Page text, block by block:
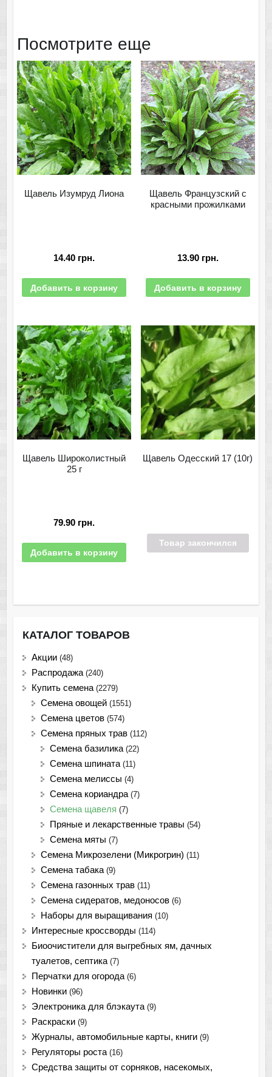
Посмотрите еще
Щавель Изумруд Лиона
14.40 грн.
Добавить в корзину
Щавель Французский с
красными прожилками
13.90 грн.
Добавить в корзину
Щавель Широколистный
25 г
79.90 грн.
Добавить в корзину
Щавель Одесский 17 (10г)
Товар закончился
КАТАЛОГ ТОВАРОВ
Акции (48)
Распродажа (240)
Купить семена (2279)
Семена овощей (1551)
Семена цветов (574)
Семена пряных трав (112)
Семена базилика (22)
Семена шпината (11)
Семена мелиссы (4)
Семена кориандра (7)
Семена щавеля (7)
Пряные и лекарственные травы (54)
Семена мяты (7)
Семена Микрозелени (Микрогрин) (11)
Семена табака (9)
Семена газонных трав (11)
Семена сидератов, медоносов (6)
Наборы для выращивания (10)
Интересные кроссворды (114)
Биоочистители для выгребных ям, дачных
туалетов, септика (7)
Перчатки для огорода (6)
Новинки (96)
Электроника для блэкаута (9)
Раскраски (9)
Журналы, автомобильные карты, книги (9)
Регуляторы роста (16)
Средства защиты от сорняков, насекомых,